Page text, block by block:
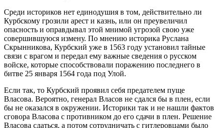
Среди историков нет единодушия в том, действительно ли
Курбскому грозили арест и казнь, или он преувеличил
опасность и оправдывал этой мнимой угрозой свою уже
совершившуюся измену. По мнению историка Руслана
Скрынникова, Курбский уже в 1563 году установил тайные
связи с врагом и передал ему важные сведения о русском
войске, которые способствовали поражению последнего в
битве 25 января 1564 года под Улой.
Если так, то Курбский проявил себя предателем пуще
Власова. Вероятно, генерал Власов не сдался бы в плен, если
бы не оказался в окружении. Историки так и не нашли фактов
сговора Власова с противником до его сдачи в плен. Решение
Власова сдаться, а потом сотрудничать с гитлеровцами было